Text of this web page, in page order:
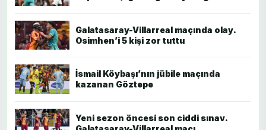
Galatasaray-Villarreal maçında olay.
Osimhen’i 5 kişi zor tuttu
İsmail Köybaşı’nın jübile maçında
kazanan Göztepe
Yeni sezon öncesi son ciddi sınav.